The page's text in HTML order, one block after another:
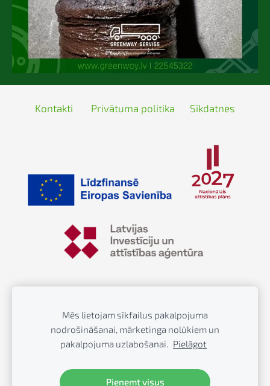
Kontakti Privātuma politika Sīkdatnes
Jelgavā
Kraviniekiem.lv – interneta veikals kraviniekiem
(kravas auto aksesuāri un piederumi)
Mēs lietojam sīkfailus pakalpojuma
nodrošināšanai, mārketinga nolūkiem un
pakalpojuma uzlabošanai. Pielāgot
Pieņemt visus